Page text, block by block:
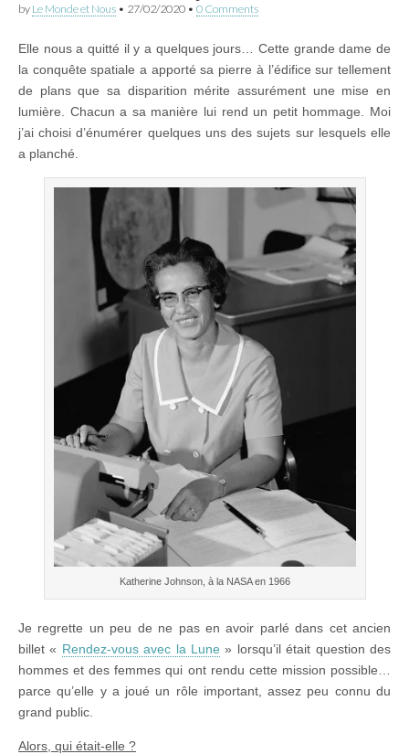
by Le Monde et Nous • 27/02/2020 • 0 Comments
Elle nous a quitté il y a quelques jours… Cette grande dame de
la conquête spatiale a apporté sa pierre à l’édifice sur tellement
de plans que sa disparition mérite assurément une mise en
lumière. Chacun a sa manière lui rend un petit hommage. Moi
j’ai choisi d’énumérer quelques uns des sujets sur lesquels elle
a planché.
Katherine Johnson, à la NASA en 1966
Je regrette un peu de ne pas en avoir parlé dans cet ancien
billet « Rendez-vous avec la Lune » lorsqu’il était question des
hommes et des femmes qui ont rendu cette mission possible…
parce qu’elle y a joué un rôle important, assez peu connu du
grand public.
Alors, qui était-elle ?